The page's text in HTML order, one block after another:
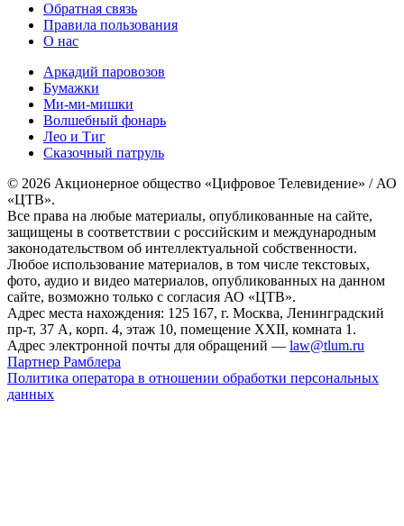
Обратная связь
Правила пользования
О нас
Аркадий паровозов
Бумажки
Ми-ми-мишки
Волшебный фонарь
Лео и Тиг
Сказочный патруль
© 2026 Акционерное общество «Цифровое Телевидение» / АО
«ЦТВ».
Все права на любые материалы, опубликованные на сайте,
защищены в соответствии с российским и международным
законодательством об интеллектуальной собственности.
Любое использование материалов, в том числе текстовых,
фото, аудио и видео материалов, опубликованных на данном
сайте, возможно только с согласия АО «ЦТВ».
Адрес места нахождения: 125 167, г. Москва, Ленинградский
пр-т, 37 А, корп. 4, этаж 10, помещение XXII, комната 1.
Адрес электронной почты для обращений — law@tlum.ru
Партнер Рамблера
Политика оператора в отношении обработки персональных
данных